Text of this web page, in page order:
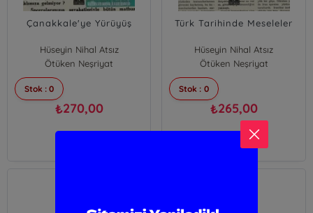
Çanakkale'ye Yürüyüş
Hüseyin Nihal Atsız
Ötüken Neşriyat
Stok : 0
₺270,00
Türk Tarihinde Meseleler
Hüseyin Nihal Atsız
Ötüken Neşriyat
Stok : 0
₺265,00